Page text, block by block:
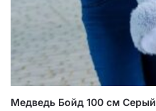
Медведь Бойд 100 см Серый